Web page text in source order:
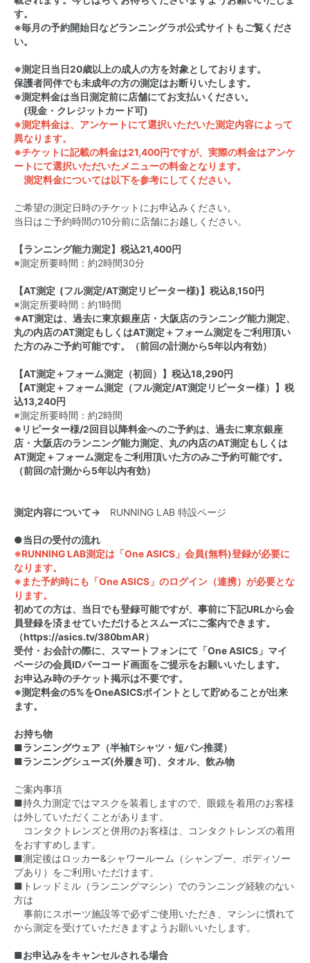
す。
※毎月の予約開始日などランニングラボ公式サイト もご覧くださ
い。
※測定日当日20歳以上の成人の方を対象としております。
保護者同伴でも未成年の方の測定はお断りいたします。
※測定料金は当日測定前に店舗にてお支払いください。
(現金・クレジットカード可)
※測定料金は、アンケートにて選択いただいた測定内容によって
異なります。
※チケットに記載の料金は21,400円ですが、実際の料金はアンケ
ートにて選択いただいたメニューの料金となります。
測定料金については以下を参考にしてください。
ご希望の測定日時のチケットにお申込みください。
当日はご予約時間の10分前に店舗にお越しください。
【ランニング能力測定】税込21,400円
※測定所要時間：約2時間30分
【AT測定 (フル測定/AT測定リピーター様)】税込8,150円
※測定所要時間：約1時間
※AT測定は、過去に東京銀座店・大阪店のランニング能力測定、
丸の内店のAT測定もしくはAT測定＋フォーム測定をご利用頂い
た方のみご予約可能です。（前回の計測から5年以内有効）
【AT測定＋フォーム測定（初回）】税込18,290円
【AT測定＋フォーム測定（フル測定/AT測定リピーター様）】税
込13,240円
※測定所要時間：約2時間
※リピーター様/2回目以降料金へのご予約は、過去に東京銀座
店・大阪店のランニング能力測定、丸の内店のAT測定もしくは
AT測定＋フォーム測定をご利用頂いた方のみご予約可能です。
（前回の計測から5年以内有効）
測定内容について→ RUNNING LAB 特設ページ
●当日の受付の流れ
※RUNNING LAB測定は「One ASICS」会員(無料)登録が必要に
なります。
※また予約時にも「One ASICS」のログイン（連携）が必要とな
ります。
初めての方は、当日でも登録可能ですが、事前に下記URLから会
員登録を済ませていただけるとスムーズにご案内できます。
（https://asics.tv/380bmAR）
受付・お会計の際に、スマートフォンにて「One ASICS」マイ
ページの会員IDバーコード画面をご提示をお願いいたします。
お申込み時のチケット掲示は不要です。
※測定料金の5%をOneASICSポイントとして貯めることが出来
ます。
お持ち物
■ランニングウェア（半袖Tシャツ・短パン推奨）
■ランニングシューズ(外履き可)、タオル、飲み物
ご案内事項
■持久力測定ではマスクを装着しますので、眼鏡を着用のお客様
は外していただくことがあります。
コンタクトレンズと併用のお客様は、コンタクトレンズの着用
をおすすめします。
■測定後はロッカー&シャワールーム（シャンプー、ボディソー
プあり）をご利用いただけます。
■トレッドミル（ランニングマシン）でのランニング経験のない
方は
事前にスポーツ施設等で必ずご使用いただき、マシンに慣れて
から測定を受けていただきますようお願いいたします。
■お申込みをキャンセルされる場合